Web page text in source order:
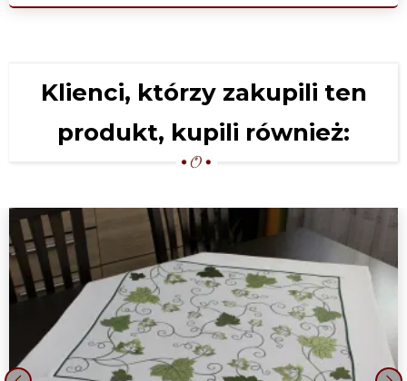
Klienci, którzy zakupili ten
produkt, kupili również: